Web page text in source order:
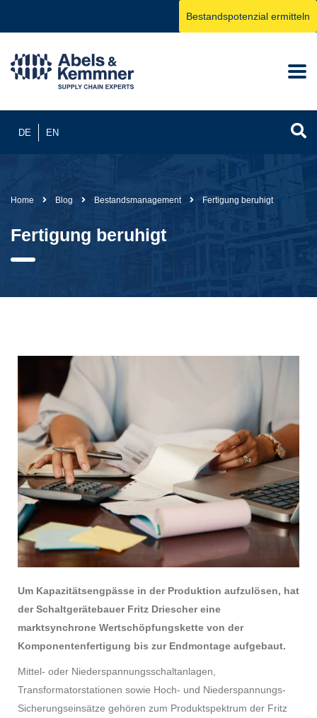
DE EN
Bestandspotenzial ermitteln
Home Blog Bestandsmanagement Fertigung beruhigt
Fertigung beruhigt
Um Kapazitätsengpässe in der Produktion aufzulösen, hat
der Schaltgerätebauer Fritz Driescher eine
marktsynchrone Wertschöpfungskette von der
Komponentenfertigung bis zur Endmontage aufgebaut.
Mittel- oder Niederspannungsschaltanlagen,
Transformatorstationen sowie Hoch- und Niederspannungs-
Sicherungseinsätze gehören zum Produktspektrum der Fritz